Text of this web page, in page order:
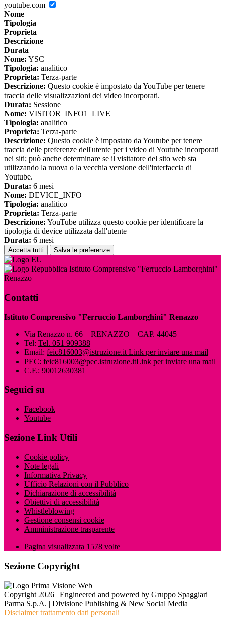
youtube.com
Nome
Tipologia
Proprieta
Descrizione
Durata
Nome: YSC
Tipologia: analitico
Proprieta: Terza-parte
Descrizione: Questo cookie è impostato da YouTube per tenere
traccia delle visualizzazioni dei video incorporati.
Durata: Sessione
Nome: VISITOR_INFO1_LIVE
Tipologia: analitico
Proprieta: Terza-parte
Descrizione: Questo cookie è impostato da Youtube per tenere
traccia delle preferenze dell'utente per i video di Youtube incorporati
nei siti; può anche determinare se il visitatore del sito web sta
utilizzando la nuova o la vecchia versione dell'interfaccia di
Youtube.
Durata: 6 mesi
Nome: DEVICE_INFO
Tipologia: analitico
Proprieta: Terza-parte
Descrizione: YouTube utilizza questo cookie per identificare la
tipologia di device utilizzata dall'utente
Durata: 6 mesi
Accetta tutti Salva le preferenze
Istituto Comprensivo "Ferruccio Lamborghini"
Renazzo
Contatti
Istituto Comprensivo "Ferruccio Lamborghini" Renazzo
Via Renazzo n. 66 – RENAZZO – CAP. 44045
Tel: Tel. 051 909388
Email: feic816003@istruzione.it Link per inviare una mail
PEC: feic816003@pec.istruzione.itLink per inviare una mail
C.F.: 90012630381
Seguici su
Facebook
Youtube
Sezione Link Utili
Cookie policy
Note legali
Informativa Privacy
Ufficio Relazioni con il Pubblico
Dichiarazione di accessibilità
Obiettivi di accessibilità
Whistleblowing
Gestione consensi cookie
Amministrazione trasparente
Pagina visualizzata 1578 volte
Sezione Copyright
Copyright 2026 | Engineered and powered by Gruppo Spaggiari
Parma S.p.A. | Divisione Publishing & New Social Media
Disclaimer trattamento dati personali